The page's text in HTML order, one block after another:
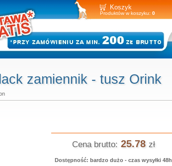
Koszyk
Produktów w koszyku: 0
zamiennik - tusz Orink
Cena brutto: 25.78 zł
Dostępność: bardzo dużo - czas wysyłki 48h